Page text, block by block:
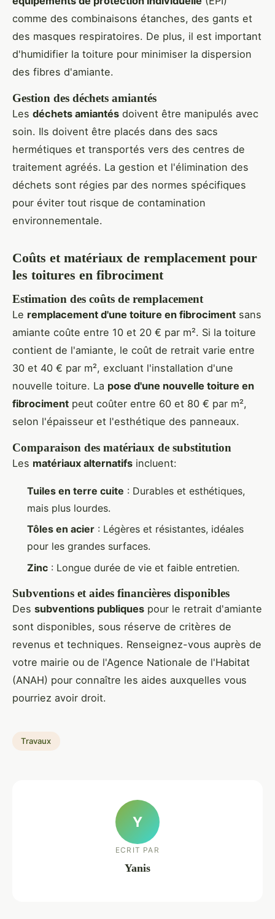
comme des combinaisons étanches, des gants et
des masques respiratoires. De plus, il est important
d'humidifier la toiture pour minimiser la dispersion
des fibres d'amiante.
Gestion des déchets amiantés
Les déchets amiantés doivent être manipulés avec
soin. Ils doivent être placés dans des sacs
hermétiques et transportés vers des centres de
traitement agréés. La gestion et l'élimination des
déchets sont régies par des normes spécifiques
pour éviter tout risque de contamination
environnementale.
Coûts et matériaux de remplacement pour
les toitures en fibrociment
Estimation des coûts de remplacement
Le remplacement d'une toiture en fibrociment sans
amiante coûte entre 10 et 20 € par m². Si la toiture
contient de l'amiante, le coût de retrait varie entre
30 et 40 € par m², excluant l'installation d'une
nouvelle toiture. La pose d'une nouvelle toiture en
fibrociment peut coûter entre 60 et 80 € par m²,
selon l'épaisseur et l'esthétique des panneaux.
Comparaison des matériaux de substitution
Les matériaux alternatifs incluent:
Tuiles en terre cuite : Durables et esthétiques,
mais plus lourdes.
Tôles en acier : Légères et résistantes, idéales
pour les grandes surfaces.
Zinc : Longue durée de vie et faible entretien.
Subventions et aides financières disponibles
Des subventions publiques pour le retrait d'amiante
sont disponibles, sous réserve de critères de
revenus et techniques. Renseignez-vous auprès de
votre mairie ou de l'Agence Nationale de l'Habitat
(ANAH) pour connaître les aides auxquelles vous
pourriez avoir droit.
Travaux
Y
ECRIT PAR
Yanis